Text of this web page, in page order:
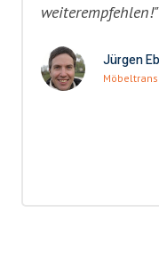
weiterempfehlen!"
Jürgen